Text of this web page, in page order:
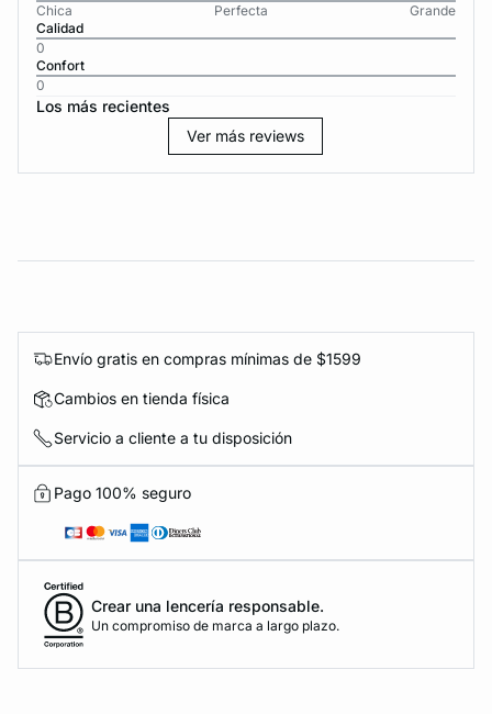
Chica
Perfecta
Grande
Calidad
0
Confort
0
Los más recientes
Ver más reviews
Envío gratis en compras mínimas de $1599
Cambios en tienda física
Servicio a cliente a tu disposición
Pago 100% seguro
Crear una lencería responsable.
Un compromiso de marca a largo plazo.